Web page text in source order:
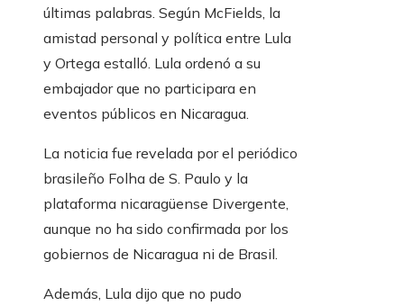
últimas palabras. Según McFields, la
amistad personal y política entre Lula
y Ortega estalló. Lula ordenó a su
embajador que no participara en
eventos públicos en Nicaragua.
La noticia fue revelada por el periódico
brasileño Folha de S. Paulo y la
plataforma nicaragüense Divergente,
aunque no ha sido confirmada por los
gobiernos de Nicaragua ni de Brasil.
Además, Lula dijo que no pudo